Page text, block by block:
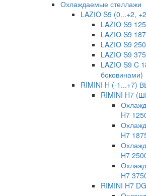
Охлаждаемые стеллажи
LAZIO S9 (0...+2,
LAZIO S9
LAZIO S9
LAZIO S9
LAZIO S9
LAZIO S9 C
боковинами)
RIMINI H (-1...+7)
RIMINI H7
H7
H7
H7
H7
RIMINI H7